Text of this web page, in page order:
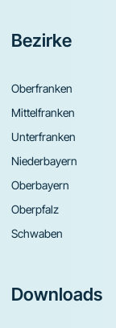
Bezirke
Oberfranken
Mittelfranken
Unterfranken
Niederbayern
Oberbayern
Oberpfalz
Schwaben
Downloads